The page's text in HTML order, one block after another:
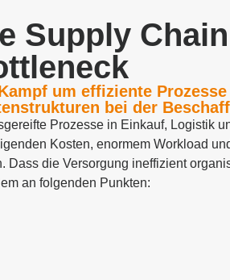
Supply
um effiziente
bei der
Prozesse in Einkauf, Logistik
Kosten, enormem Workload
Dass die Versorgung ineffizient
an folgenden Punkten: